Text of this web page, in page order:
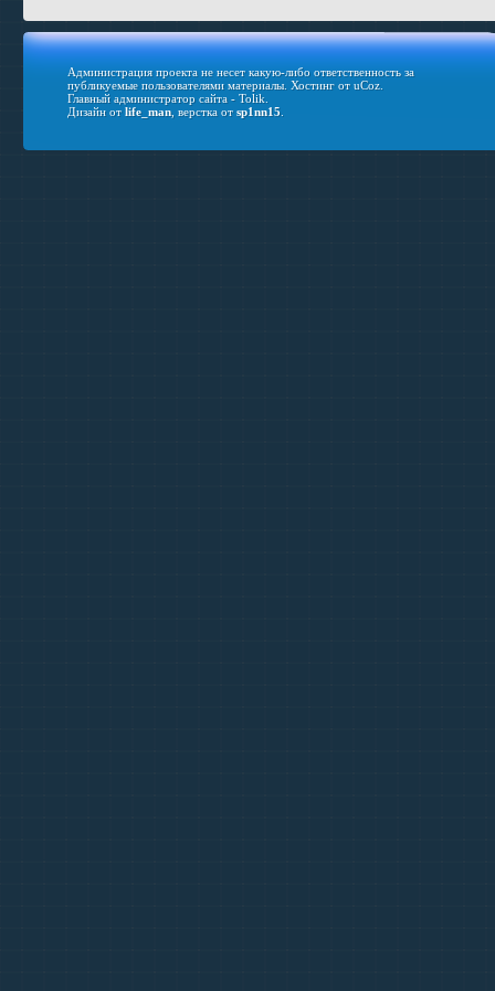
Администрация проекта не несет какую-либо ответственность за
публикуемые пользователями материалы. Хостинг отuCoz.
Главный администратор сайта - Tolik.
Дизайн отlife_man, верстка отsp1nn15.